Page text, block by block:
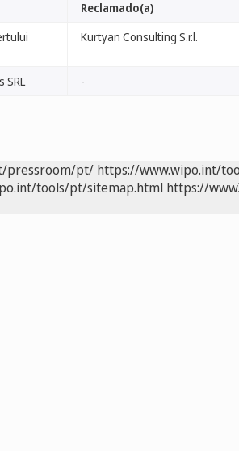
Reclamado(a)
Kurtyan Consulting S.r.l.
SRL -
pressroom/pt/ https://www.wipo.int/
tools/pt/sitemap.html https://